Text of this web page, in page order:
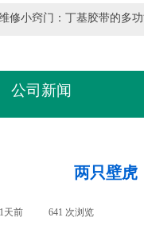
修小窍门：丁基胶带的多功
公司新闻
两只壁虎
天前 641 次浏览